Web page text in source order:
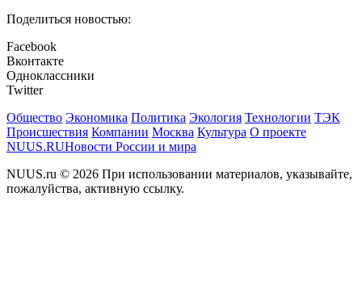
Поделиться новостью:
Facebook
Вконтакте
Одноклассники
Twitter
Общество Экономика Политика Экология Технологии ТЭК
Происшествия Компании Москва Культура О проекте
NUUS.RUНовости России и мира
NUUS.ru © 2026 При использовании материалов, указывайте,
пожалуйства, активную ссылку.